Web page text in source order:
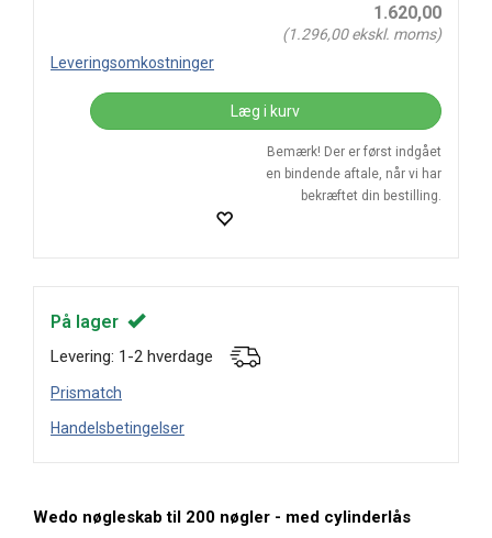
1.620,00
(1.296,00ekskl. moms)
Leveringsomkostninger
Læg i kurv
Bemærk! Der er først indgået
en bindende aftale, når vi har
bekræftet din bestilling.
På lager
Levering: 1-2 hverdage
Prismatch
Handelsbetingelser
Wedo nøgleskab til 200 nøgler - med cylinderlås